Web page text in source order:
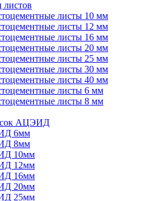
листов
листы 10 мм
листы 12 мм
листы 16 мм
листы 20 мм
листы 25 мм
листы 30 мм
листы 40 мм
листы 6 мм
листы 8 мм
АЦЭИД
6мм
8мм
10мм
12мм
16мм
20мм
25мм